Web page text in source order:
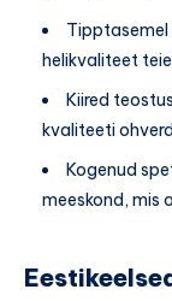
Tipptasemel
helikvaliteet
Kiired
kvaliteeti
Kogenud
meeskond, mis